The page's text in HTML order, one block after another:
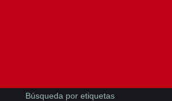
Búsqueda por etiquetas